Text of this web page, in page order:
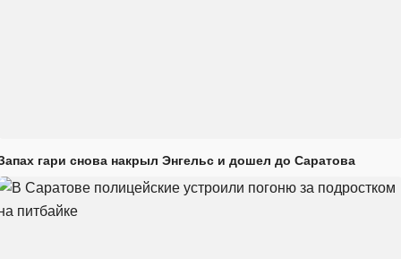
гари снова накрыл Энгельс и дошел до Саратова